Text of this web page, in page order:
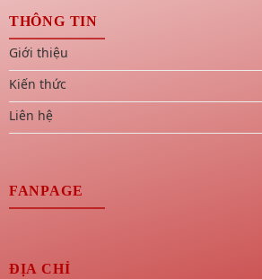
THÔNG TIN
Giới thiệu
Kiến thức
Liên hệ
FANPAGE
ĐỊA CHỈ